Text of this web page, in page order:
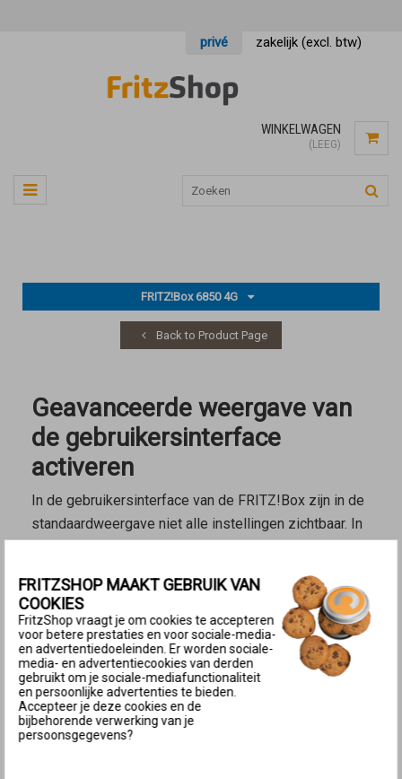
privé zakelijk (excl. btw)
WINKELWAGEN
(LEEG)
FRITZ!Box 6850 4G
Back to Product Page
Geavanceerde weergave van
de gebruikersinterface
activeren
In de gebruikersinterface van de FRITZ!Box zijn in de
standaardweergave niet alle instellingen zichtbaar. In
Belangrijk:
Vanaf FRITZ!OS 7.50 is er géén
geavanceerde weergave meer en zijn de extra
instelopties voor de gevorderde gebruiker zichtbaar
in de standaardweergave.
Open degebruikersinterface van de FRITZ!Box
Klik rechtsboven aan de rand van de
FRITZSHOP MAAKT GEBRUIK VAN
COOKIES
FritzShop vraagt je om cookies te accepteren
voor betere prestaties en voor sociale-media-
en advertentiedoeleinden. Er worden sociale-
media- en advertentiecookies van derden
gebruikt om je sociale-mediafunctionaliteit
en persoonlijke advertenties te bieden.
Accepteer je deze cookies en de
bijbehorende verwerking van je
persoonsgegevens?